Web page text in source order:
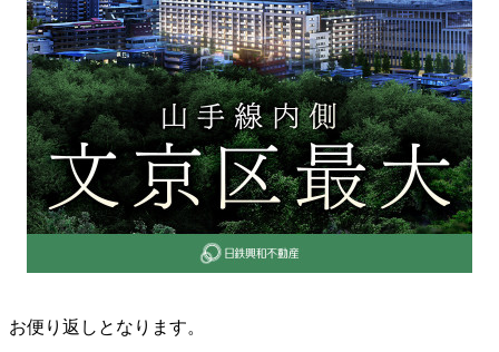
お便り返しとなります。